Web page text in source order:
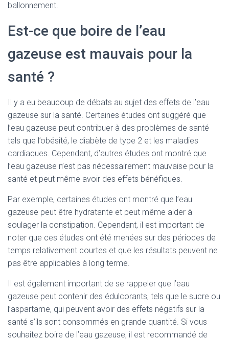
ballonnement.
Est-ce que boire de l’eau
gazeuse est mauvais pour la
santé ?
Il y a eu beaucoup de débats au sujet des effets de l’eau
gazeuse sur la santé. Certaines études ont suggéré que
l’eau gazeuse peut contribuer à des problèmes de santé
tels que l’obésité, le diabète de type 2 et les maladies
cardiaques. Cependant, d’autres études ont montré que
l’eau gazeuse n’est pas nécessairement mauvaise pour la
santé et peut même avoir des effets bénéfiques.
Par exemple, certaines études ont montré que l’eau
gazeuse peut être hydratante et peut même aider à
soulager la constipation. Cependant, il est important de
noter que ces études ont été menées sur des périodes de
temps relativement courtes et que les résultats peuvent ne
pas être applicables à long terme.
Il est également important de se rappeler que l’eau
gazeuse peut contenir des édulcorants, tels que le sucre ou
l’aspartame, qui peuvent avoir des effets négatifs sur la
santé s’ils sont consommés en grande quantité. Si vous
souhaitez boire de l’eau gazeuse, il est recommandé de